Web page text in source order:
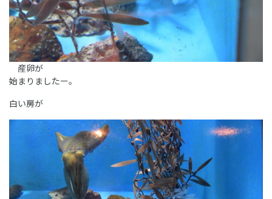
産卵が
始まりましたー。
白い房が